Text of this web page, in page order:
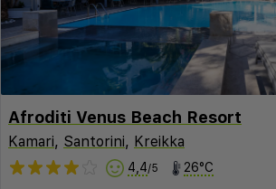
Afroditi Venus Beach Resort
Kamari, Santorini, Kreikka
4,4/5 26°C